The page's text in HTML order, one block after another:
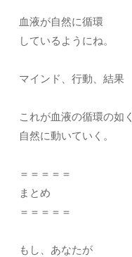
血液が自然に循環
しているようにね。
マインド、行動、結果
これが血液の循環の如く
自然に動いていく。
＝＝＝＝＝
まとめ
＝＝＝＝＝
もし、あなたが